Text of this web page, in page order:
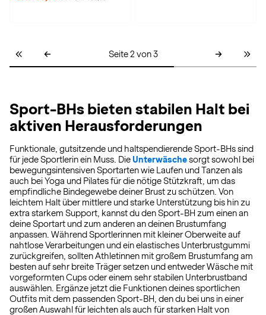
Seite 2 von 3
Sport-BHs bieten stabilen Halt bei
aktiven Herausforderungen
Funktionale, gutsitzende und haltspendierende Sport-BHs sind
für jede Sportlerin ein Muss. Die Unterwäschesorgt sowohl bei
bewegungsintensiven Sportarten wie Laufen und Tanzen als
auch bei Yoga und Pilates für die nötige Stützkraft, um das
empfindliche Bindegewebe deiner Brust zu schützen. Von
leichtem Halt über mittlere und starke Unterstützung bis hin zu
extra starkem Support, kannst du den Sport-BH zum einen an
deine Sportart und zum anderen an deinen Brustumfang
anpassen. Während Sportlerinnen mit kleiner Oberweite auf
nahtlose Verarbeitungen und ein elastisches Unterbrustgummi
zurückgreifen, sollten Athletinnen mit großem Brustumfang am
besten auf sehr breite Träger setzen und entweder Wäsche mit
vorgeformten Cups oder einem sehr stabilen Unterbrustband
auswählen. Ergänze jetzt die Funktionen deines sportlichen
Outfits mit dem passenden Sport-BH, den du bei uns in einer
großen Auswahl für leichten als auch für starken Halt von